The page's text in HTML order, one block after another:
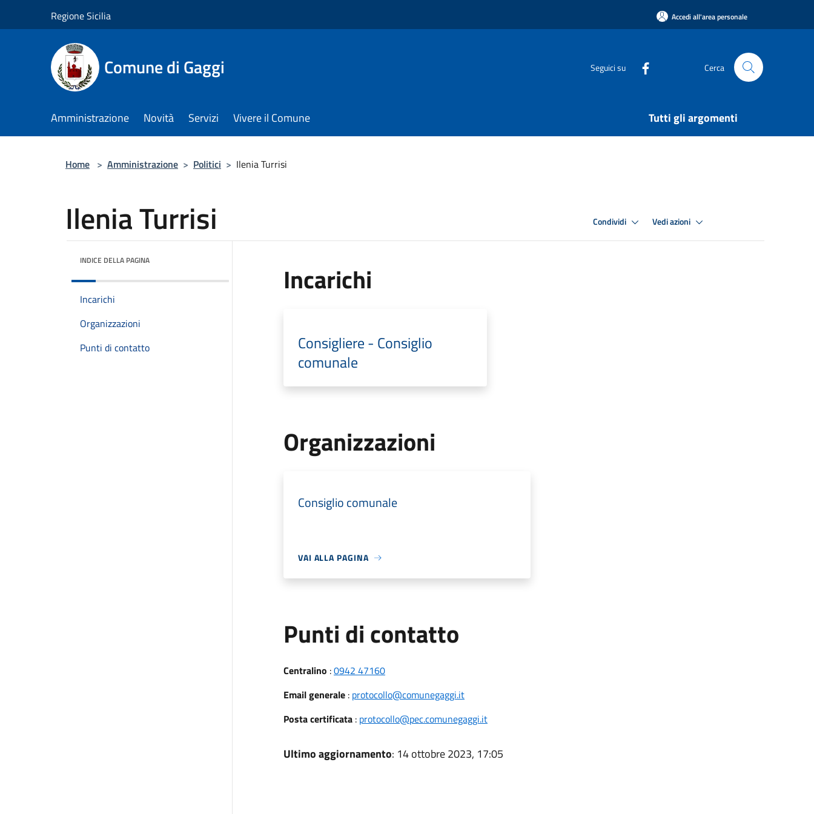
Regione Sicilia Accedi all'area personale
Comune di Gaggi Seguici su Cerca
Amministrazione Novità Servizi Vivere il Comune Tutti gli argomenti
Home > Amministrazione > Politici > Ilenia Turrisi
Ilenia Turrisi Condividi Vedi azioni
INDICE DELLA PAGINA
Incarichi
Organizzazioni
Punti di contatto
Incarichi
Consigliere - Consiglio
comunale
Organizzazioni
Consiglio comunale
VAI ALLA PAGINA
Punti di contatto
Centralino :0942 47160
Email generale: protocollo@comunegaggi.it
Posta certificata: protocollo@pec.comunegaggi.it
Ultimo aggiornamento: 14 ottobre 2023, 17:05